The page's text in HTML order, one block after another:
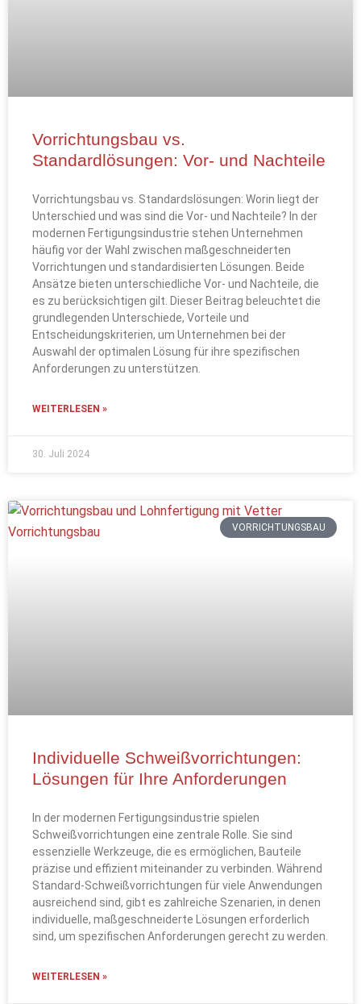
Vorrichtungsbau vs.
Standardlösungen: Vor- und Nachteile
Vorrichtungsbau vs. Standardslösungen: Worin liegt der
Unterschied und was sind die Vor- und Nachteile? In der
modernen Fertigungsindustrie stehen Unternehmen
häufig vor der Wahl zwischen maßgeschneiderten
Vorrichtungen und standardisierten Lösungen. Beide
Ansätze bieten unterschiedliche Vor- und Nachteile, die
es zu berücksichtigen gilt. Dieser Beitrag beleuchtet die
grundlegenden Unterschiede, Vorteile und
Entscheidungskriterien, um Unternehmen bei der
Auswahl der optimalen Lösung für ihre spezifischen
Anforderungen zu unterstützen.
WEITERLESEN »
30. Juli 2024
VORRICHTUNGSBAU
Individuelle Schweißvorrichtungen:
Lösungen für Ihre Anforderungen
In der modernen Fertigungsindustrie spielen
Schweißvorrichtungen eine zentrale Rolle. Sie sind
essenzielle Werkzeuge, die es ermöglichen, Bauteile
präzise und effizient miteinander zu verbinden. Während
Standard-Schweißvorrichtungen für viele Anwendungen
ausreichend sind, gibt es zahlreiche Szenarien, in denen
individuelle, maßgeschneiderte Lösungen erforderlich
sind, um spezifischen Anforderungen gerecht zu werden.
WEITERLESEN »